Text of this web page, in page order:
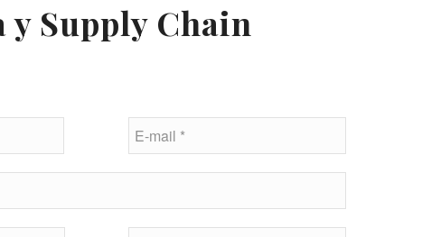
Supply Chain